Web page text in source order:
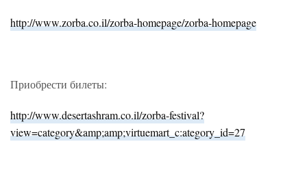
http://www.zorba.co.il/zorba-homepage/zorba-homepage
Приобрести билеты:
http://www.desertashram.co.il/zorba-festival?
view=category&amp;amp;virtuemart_c:ategory_id=27